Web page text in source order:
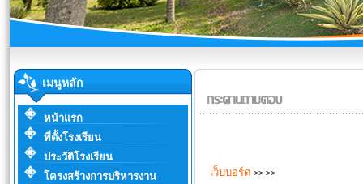
เมนูหลัก
หน้าแรก
ที่ตั้งโรงเรียน
ประวัติโรงเรียน
โครงสร้างการบริหารงาน
เว็บบอร์ด >> >>